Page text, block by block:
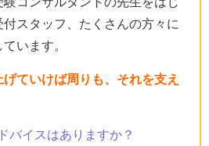
スタッフ、たくさんの方々に
います。
ていけば周りも、それを支え
バイスはありますか？